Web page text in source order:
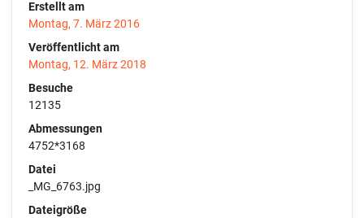
Erstellt am
Montag, 7. März 2016
Veröffentlicht am
Montag, 12. März 2018
Besuche
12135
Abmessungen
4752*3168
Datei
_MG_6763.jpg
Dateigröße